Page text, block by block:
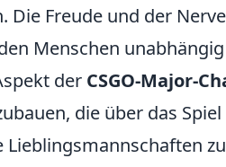
Die Freude und der
Menschen
der CSGO-Major-
die über das
Lieblingsmannschaften